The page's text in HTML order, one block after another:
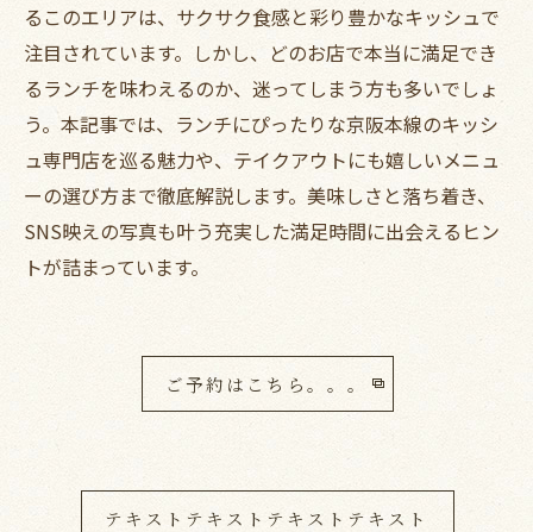
るこのエリアは、サクサク食感と彩り豊かなキッシュで
注目されています。しかし、どのお店で本当に満足でき
るランチを味わえるのか、迷ってしまう方も多いでしょ
う。本記事では、ランチにぴったりな京阪本線のキッシ
ュ専門店を巡る魅力や、テイクアウトにも嬉しいメニュ
ーの選び方まで徹底解説します。美味しさと落ち着き、
SNS映えの写真も叶う充実した満足時間に出会えるヒン
トが詰まっています。
ご予約はこちら。。。
テキストテキストテキストテキスト